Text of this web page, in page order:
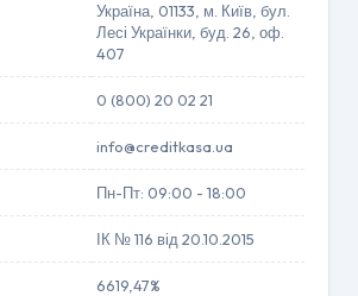
Україна, 01133, м. Київ, бул.
Лесі Українки, буд. 26, оф.
407
0 (800) 20 02 21
info@creditkasa.ua
Пн-Пт: 09:00 - 18:00
ІК № 116 від 20.10.2015
6619,47%